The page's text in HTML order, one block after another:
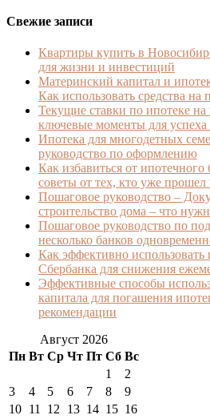
Свежие записи
Квартиры купить в
для жизни и инвестиций
Материнский капитал и
Как использовать средства на
Текущие ставки по ипотеке
ключевые моменты для успеха
Ипотека для многодетных
руководство по оформлению
Как избавиться от
советы от тех, кто уже прошел
Пошаговое руководство –
строительство дома – что
Пошаговое руководство по
несколько банков
Как эффективно использовать
Сбербанка для снижения
Эффективные способы
капитала для погашения
рекомендации
Август 2026
Пн Вт Ср Чт Пт Сб Вс
1
2
3
4 5 6 7 8
9
10 11 12 13 14 15 16